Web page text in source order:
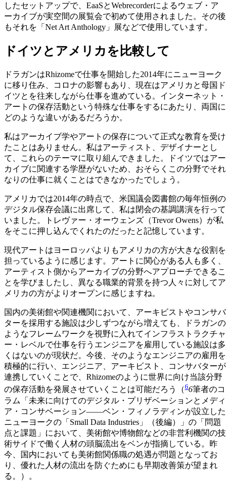
したセットアップで、EaaSとWebrecorderによるウェブ・ア
ーカイブが実空間の展覧会で初めて使用されました。その後
もそれを「Net Art Anthology」展などで使用しています。
ドイツとアメリカを比較して
ドラガンはRhizomeで仕事を開始した2014年にニューヨーク
に移り住み、コロナの影響もあり、現在はアメリカと母国ド
イツとを往来しながら仕事を進めている。インターネット・
アートの保存活動という特殊な仕事をするにあたり、両国に
どのような違いがあるだろうか。
私はアーカイブ学やアートの保存について正式な教育を受け
たことはありません。私はアーティスト、デザイナーとし
て、これらのテーマに取り組んできました。ドイツではアー
カイブに関連する学歴がないため、おそらくこの分野でそれ
なりの仕事に就くことはできなかったでしょう。
アメリカでは2014年の時点で、米国議会図書館の毎年恒例の
デジタル保存会議に出席して、私は閉会の基調講演を行って
いました。トレヴァー・オーウェンズ（Trevor Owens）が私
をそこに押し込んでくれたのだったと記憶しています。
現代アートはヨーロッパよりもアメリカの方が大きな役割を
担っているように感じます。アートに関心がある人も多く、
アーティスト側からアーカイブの分野へアプローチできるこ
とを学びましたし、異なる職業的背景を持つ人々に対してア
メリカの方がよりオープンに感じますね。
国内の美術館や関連機関において、アーキビストやコンサバ
ターを採用する施設は少しずつながら増えても、ドラガンの
ようなフレームワークを視野に入れてインフラストラクチャ
ー・レベルで仕事を行うエンジニアを雇用している施設は多
くはないのが現状だ。今後、そのようなエンジニアの雇用を
積極的に行い、エンジニア、アーキビスト、コンサバターが
連携していくことで、Rhizomeのように世界に向け当該分野
の保存活動を発展させていくことは可能だろう（66筆者のコ
ラム「未来に向けてのデジタル・プリザベーションとメディ
ア・コンサベーション――ベン・フィノラディンが設立した
ニューヨークの「Small Data Industries」（後編）」の「問題
点と課題」において、美術館や博物館などの非営利機関の技
術サイドで働く人材の頭脳流出をベンが指摘している。昨
今、国内においても美術館関係職の処遇が問題となってお
り、優れた人材の流出を防ぐためにも早期改善策が望まれ
る。
）。